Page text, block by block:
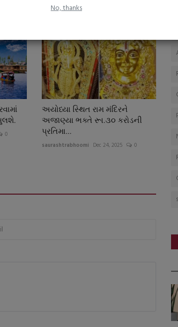
No, thanks
0
અયોધ્યા સ્થિત રામ મંદિરને
અજાણ્યા ભક્તે રૂા.૩૦ કરોડની
પ્રતિમા...
saurashtrabhoomi Dec 24, 2025 0